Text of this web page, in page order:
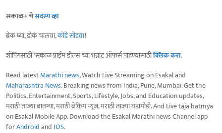
सकाळ+ चेसदस्य व्हा
ब्रेक घ्या, डोकं चालवा,कोडे सोडवा!
शॉपिंगसाठी 'सकाळ प्राईम डील्स'च्या भन्नाट ऑफर्स पाहण्यासाठीक्लिक करा.
Read latestMarathi news, Watch Live Streaming on Esakal and
Maharashtra News. Breaking news from India, Pune, Mumbai. Get the
Politics, Entertainment, Sports, Lifestyle, Jobs, and Education updates,
मराठी ताज्या बातम्या, मराठी ब्रेकिंग न्यूज, मराठी ताज्या घडामोडी. And Live taja batmya
on Esakal Mobile App. Download the Esakal Marathi news Channel app
forAndroidand IOS.